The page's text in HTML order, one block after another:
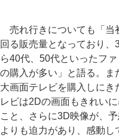
売れ行きについても「当
回る販売量となっており、
ら40代、50代といったフ
の購入が多い」と語る。ま
大画面テレビを購入しにき
レビは2Dの画面もきれい
こと、さらに3D映像が、
よりも迫力があり、感動